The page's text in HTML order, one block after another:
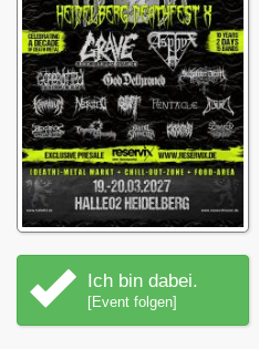
Ich bin dabei.
[Event folgen]